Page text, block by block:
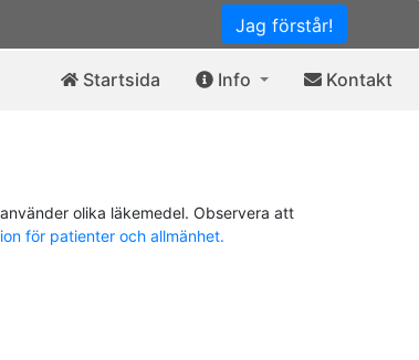
Jag förstår!
Startsida Info Kontakt
olika läkemedel. Observera att
för patienter och allmänhet.